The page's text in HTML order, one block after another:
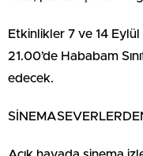
Etkinlikler 7 ve 14
21.00’de Hababam
edecek.